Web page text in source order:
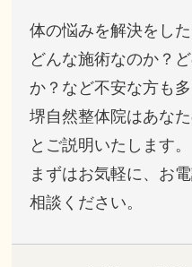
体の悩みを解決をし
どんな施術なのか？
か？など不安な方も多
堺自然整体院はあな
とご説明いたします。
まずはお気軽に、お
相談ください。